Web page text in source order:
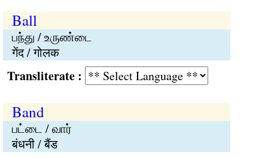
Ball
பந்து / உருண்டை
गेंद / गोलक
:
Band
பட்டை / வார்
बंधनी / बैंड